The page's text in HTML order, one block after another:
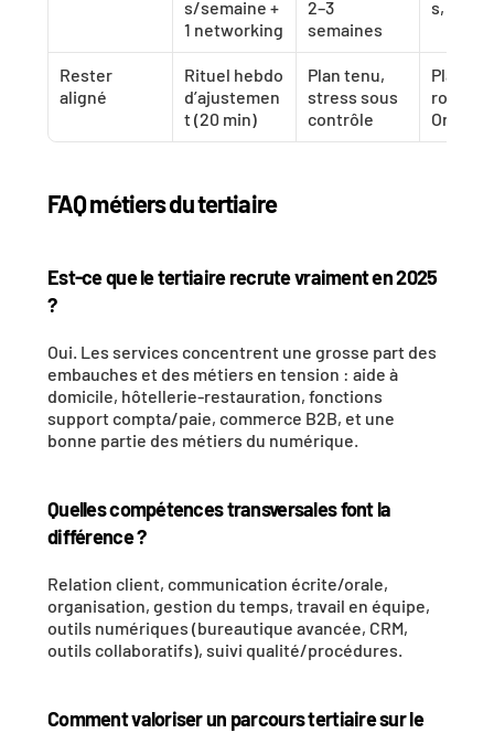
s/semaine +
1 networking
2–3
semaines
s,
Rester
aligné
Rituel hebdo
d’ajustemen
t (20 min)
Plan tenu,
stress sous
contrôle
Plan de
route
Oriente
FAQ métiers du tertiaire
Est-ce que le tertiaire recrute vraiment en 2025
?
Oui. Les services concentrent une grosse part des
embauches et des métiers en tension : aide à
domicile, hôtellerie-restauration, fonctions
support compta/paie, commerce B2B, et une
bonne partie des métiers du numérique.
Quelles compétences transversales font la
différence ?
Relation client, communication écrite/orale,
organisation, gestion du temps, travail en équipe,
outils numériques (bureautique avancée, CRM,
outils collaboratifs), suivi qualité/procédures.
Comment valoriser un parcours tertiaire sur le